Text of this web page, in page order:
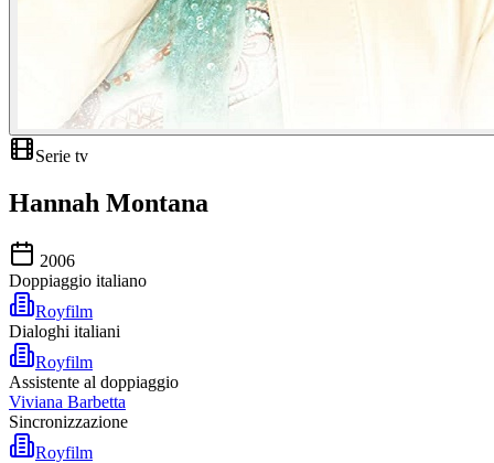
Serie tv
Hannah Montana
2006
Doppiaggio italiano
Royfilm
Dialoghi italiani
Royfilm
Assistente al doppiaggio
Viviana Barbetta
Sincronizzazione
Royfilm